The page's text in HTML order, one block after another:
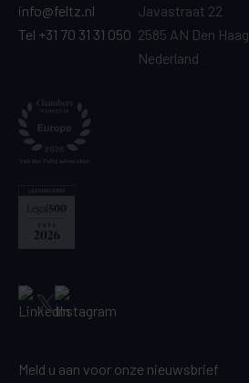
info@feltz.nl
Tel +31 70 31 31 050
Javastraat 22
2585 AN Den Haag
Nederland
Meld u aan voor onze nieuwsbrief